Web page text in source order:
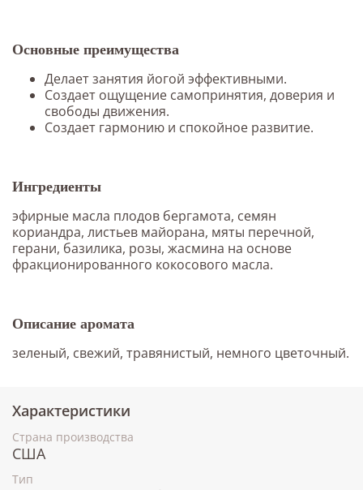
Основные преимущества
Делает занятия йогой эффективными.
Создает ощущение самопринятия, доверия и
свободы движения.
Создает гармонию и спокойное развитие.
Ингредиенты
эфирные масла плодов бергамота, семян
кориандра, листьев майорана, мяты перечной,
герани, базилика, розы, жасмина на основе
фракционированного кокосового масла.
Описание аромата
зеленый, свежий, травянистый, немного цветочный.
Характеристики
Страна производства
США
Тип